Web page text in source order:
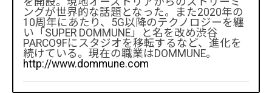
ングが世界的な話題となった。また2020年の
10周年にあたり、5G以降のテクノロジーを纏
い「SUPER DOMMUNE」と名を改め渋谷
PARCO9Fにスタジオを移転するなど、進化を
続けている。現在の職業はDOMMUNE。
http://www.dommune.com